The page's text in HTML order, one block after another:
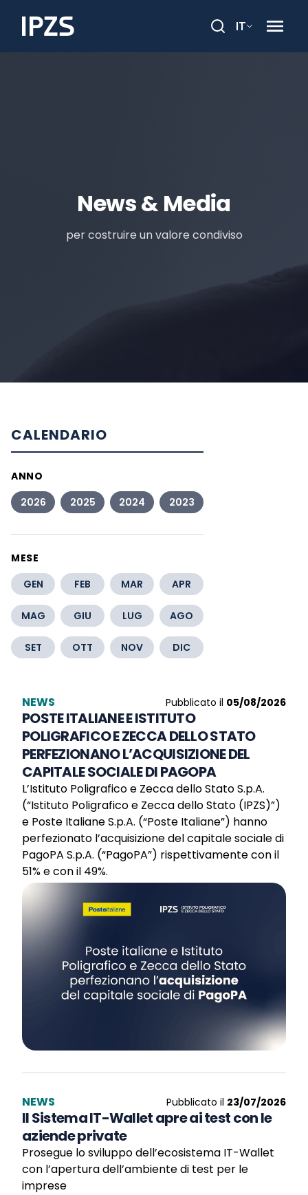
Cerca
IT
News & Media
per costruire un valore condiviso
NEWS Pubblicato il 05/08/2026
POSTE ITALIANE E ISTITUTO
POLIGRAFICO E ZECCA DELLO STATO
PERFEZIONANO L’ACQUISIZIONE DEL
CAPITALE SOCIALE DI PAGOPA
L’Istituto Poligrafico e Zecca dello Stato S.p.A.
(“Istituto Poligrafico e Zecca dello Stato (IPZS)”)
e Poste Italiane S.p.A. (“Poste Italiane”) hanno
perfezionato l’acquisizione del capitale sociale di
PagoPA S.p.A. (“PagoPA”) rispettivamente con il
51% e con il 49%.
NEWS Pubblicato il 23/07/2026
Il Sistema IT-Wallet apre ai test con le
aziende private
Prosegue lo sviluppo dell’ecosistema IT-Wallet
con l’apertura dell’ambiente di test per le
imprese
CALENDARIO
ANNO
2026
2025 2024 2023
MESE
GEN
FEB MAR APR
MAG GIU LUG AGO
SET OTT NOV DIC